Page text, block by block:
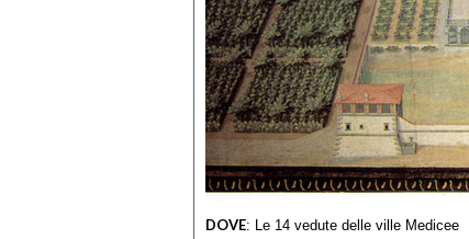
DOVE: Le 14 vedute delle ville Medicee